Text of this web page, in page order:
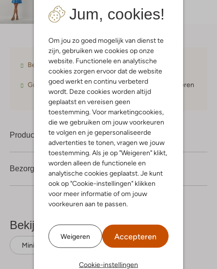
Jum, cookies!
Om jou zo goed mogelijk van dienst te
zijn, gebruiken we cookies op onze
website. Functionele en analytische
cookies zorgen ervoor dat de website
goed werkt en continu verbeterd
wordt. Deze cookies worden altijd
geplaatst en vereisen geen
toestemming. Voor marketingcookies,
die we gebruiken om jouw voorkeuren
te volgen en je gepersonaliseerde
advertenties te tonen, vragen we jouw
toestemming. Als je op "Weigeren" klikt,
worden alleen de functionele en
analytische cookies geplaatst. Je kunt
ook op "Cookie-instellingen" klikken
voor meer informatie of om jouw
voorkeuren aan te passen.
Weigeren Accepteren
Cookie-instellingen
regular fit
Betaal achterafmet Klarna
Gratis verzendingvanaf € 75,- 30 dagen retourneren
Product informatie
Bezorgen & retourneren
Bekijk meer
Minikleedjes Suncoo Viscose